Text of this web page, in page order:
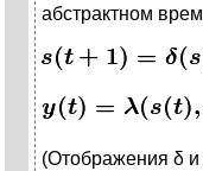
абстрактном
(Отображения δ и